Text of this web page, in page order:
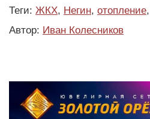
Теги: ЖКХ, Негин, отопление,
Автор: Иван Колесников